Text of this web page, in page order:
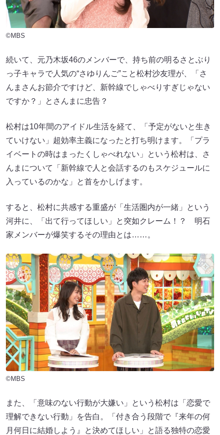
©MBS
続いて、元乃木坂46のメンバーで、持ち前の明るさとぶり
っ子キャラで人気の“さゆりんご”こと松村沙友理が、「さ
んまさんお節介ですけど、新幹線でしゃべりすぎじゃない
ですか？」とさんまに忠告？
松村は10年間のアイドル生活を経て、「予定がないと生き
ていけない」超効率主義になったと打ち明けます。「プラ
イベートの時はまったくしゃべれない」という松村は、さ
んまについて「新幹線で人と会話するのもスケジュールに
入っているのかな」と首をかしげます。
すると、松村に共感する重盛が「生活圏内が一緒」という
河井に、「出て行ってほしい」と突如クレーム！？ 明石
家メンバーが爆笑するその理由とは……。
©MBS
また、「意味のない行動が大嫌い」という松村は「恋愛で
理解できない行動」を告白。「付き合う段階で『来年の何
月何日に結婚しよう』と決めてほしい」と語る独特の恋愛